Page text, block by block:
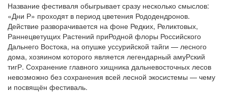
Название фестиваля обыгрывает сразу несколько смыслов:
«Дни Р» проходят в период цветения Рододендронов.
Действие разворачивается на фоне Редких, Реликтовых,
Раннецветущих Растений приРодной флоры Российского
Дальнего Востока, на опушке уссурийской тайги — лесного
дома, хозяином которого является легендарный амуРский
тигР. Сохранение главного хищника дальневосточных лесов
невозможно без сохранения всей лесной экосистемы — чему
и посвящён фестиваль.